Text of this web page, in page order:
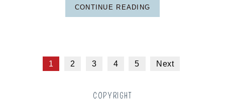
CONTINUE READING
1 2 3 4 5 Next
COPYRIGHT